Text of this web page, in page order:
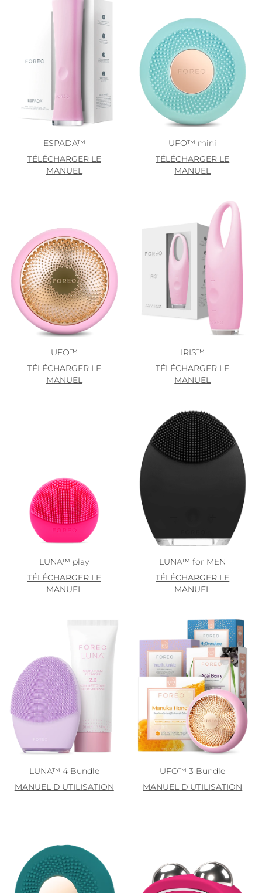
ESPADA™
TÉLÉCHARGER LE
MANUEL
UFO™ mini
TÉLÉCHARGER LE
MANUEL
UFO™
TÉLÉCHARGER LE
MANUEL
IRIS™
TÉLÉCHARGER LE
MANUEL
LUNA™ play
TÉLÉCHARGER LE
MANUEL
LUNA™ for MEN
TÉLÉCHARGER LE
MANUEL
LUNA™ 4 Bundle
MANUEL D'UTILISATION
UFO™ 3 Bundle
MANUEL D'UTILISATION